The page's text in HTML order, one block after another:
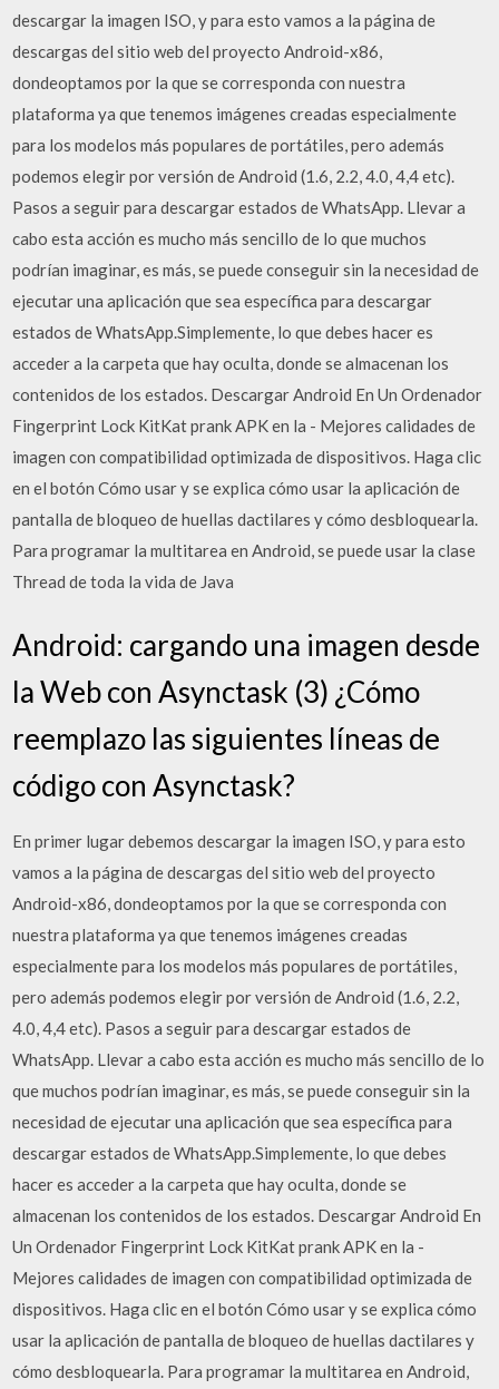
descargar la imagen ISO, y para esto vamos a la página de
descargas del sitio web del proyecto Android-x86,
dondeoptamos por la que se corresponda con nuestra
plataforma ya que tenemos imágenes creadas especialmente
para los modelos más populares de portátiles, pero además
podemos elegir por versión de Android (1.6, 2.2, 4.0, 4,4 etc).
Pasos a seguir para descargar estados de WhatsApp. Llevar a
cabo esta acción es mucho más sencillo de lo que muchos
podrían imaginar, es más, se puede conseguir sin la necesidad de
ejecutar una aplicación que sea específica para descargar
estados de WhatsApp.Simplemente, lo que debes hacer es
acceder a la carpeta que hay oculta, donde se almacenan los
contenidos de los estados. Descargar Android En Un Ordenador
Fingerprint Lock KitKat prank APK en la - Mejores calidades de
imagen con compatibilidad optimizada de dispositivos. Haga clic
en el botón Cómo usar y se explica cómo usar la aplicación de
pantalla de bloqueo de huellas dactilares y cómo desbloquearla.
Para programar la multitarea en Android, se puede usar la clase
Thread de toda la vida de Java
Android: cargando una imagen desde
la Web con Asynctask (3) ¿Cómo
reemplazo las siguientes líneas de
código con Asynctask?
En primer lugar debemos descargar la imagen ISO, y para esto
vamos a la página de descargas del sitio web del proyecto
Android-x86, dondeoptamos por la que se corresponda con
nuestra plataforma ya que tenemos imágenes creadas
especialmente para los modelos más populares de portátiles,
pero además podemos elegir por versión de Android (1.6, 2.2,
4.0, 4,4 etc). Pasos a seguir para descargar estados de
WhatsApp. Llevar a cabo esta acción es mucho más sencillo de lo
que muchos podrían imaginar, es más, se puede conseguir sin la
necesidad de ejecutar una aplicación que sea específica para
descargar estados de WhatsApp.Simplemente, lo que debes
hacer es acceder a la carpeta que hay oculta, donde se
almacenan los contenidos de los estados. Descargar Android En
Un Ordenador Fingerprint Lock KitKat prank APK en la -
Mejores calidades de imagen con compatibilidad optimizada de
dispositivos. Haga clic en el botón Cómo usar y se explica cómo
usar la aplicación de pantalla de bloqueo de huellas dactilares y
cómo desbloquearla. Para programar la multitarea en Android,